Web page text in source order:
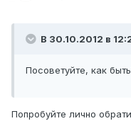
В 30.10.2012 в
Посоветуйте, как
Попробуйте лично